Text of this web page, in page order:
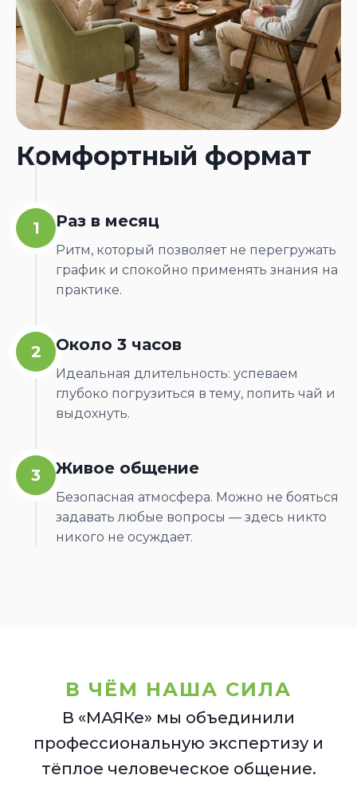
Комфортный формат
1 Раз в месяц
Ритм, который позволяет не перегружать
график и спокойно применять знания на
практике.
2 Около 3 часов
Идеальная длительность: успеваем
глубоко погрузиться в тему, попить чай и
выдохнуть.
3 Живое общение
Безопасная атмосфера. Можно не бояться
задавать любые вопросы — здесь никто
никого не осуждает.
В ЧЁМ НАША СИЛА
В «МАЯКе» мы объединили
профессиональную экспертизу и
тёплое человеческое общение.